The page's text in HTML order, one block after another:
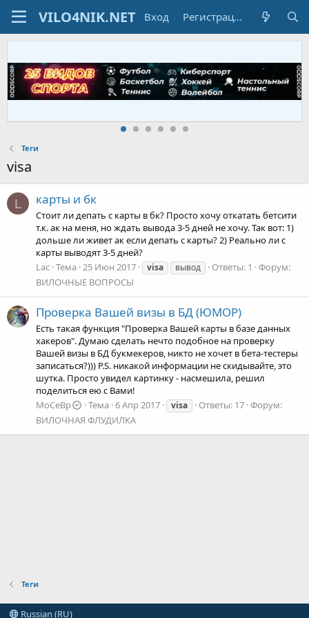
Вход Регистрация
Теги
visa
L кapты и бк
Стоит ли депать с кapты в бк? Просто хочу откатать бетсити
т.к. ак на меня, но ждать вывода 3-5 дней не хочу. Так вот: 1)
дольше ли живет ак если депать с кapты? 2) Реально ли с
кapты выводят 3-5 дней?
Lac Тема 25 Июн 2017 visa вывод Ответы: 1
Форум:
ВИЛОЧНЫЕ ВОПРОСЫ
Проверка Вашей визы в БД (ЮМОР)
Есть такая функция "Проверка Вашей кapты в базе данных
хакеров". Думаю сделать нечто подобное на проверку
Вашей визы в БД букмекеров, никто не хочет в бета-тестеры
записаться?))) P.S. никакой информации не скидывайте, это
шутка. Просто увидел картинку - насмешила, решил
поделиться ею с Вами!
MoCeBp
Тема 6 Апр 2017 visa Ответы: 17 Форум:
ВИЛОЧНАЯ ФЛУДИЛКА
Теги
Russian (RU)